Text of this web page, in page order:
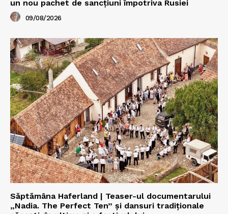
un nou pachet de sancțiuni împotriva Rusiei
09/08/2026
Săptămâna Haferland | Teaser-ul documentarului
„Nadia. The Perfect Ten” şi dansuri tradiţionale